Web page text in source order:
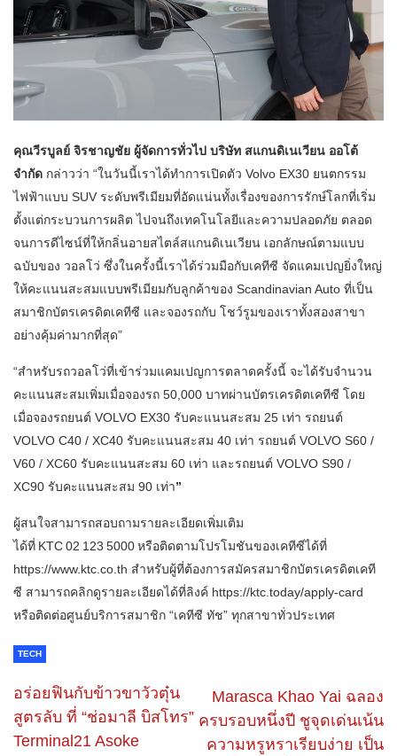
คุณวีรบูลย์ จิรชาญชัย ผู้จัดการทั่วไป บริษัท สแกนดิเนเวียน ออโต้
จำกัด กล่าวว่า “ในวันนี้เราได้ทำการเปิดตัว Volvo EX30 ยนตกรรม
ไฟฟ้าแบบ SUV ระดับพรีเมียมที่อัดแน่นทั้งเรื่องของการรักษ์โลกที่เริ่ม
ตั้งแต่กระบวนการผลิต ไปจนถึงเทคโนโลยีและความปลอดภัย ตลอด
จนการดีไซน์ที่ให้กลิ่นอายสไตล์สแกนดิเนเวียน เอกลักษณ์ตามแบบ
ฉบับของ วอลโว่ ซึ่งในครั้งนี้เราได้ร่วมมือกับเคทีซี จัดแคมเปญยิ่งใหญ่
ให้คะแนนสะสมแบบพรีเมียมกับลูกค้าของ Scandinavian Auto ที่เป็น
สมาชิกบัตรเครดิตเคทีซี​ และจองรถกับ​ โชว์รูมของเราทั้งสองสาขา
อย่างคุ้มค่ามากที่สุด”
“สำหรับรถวอลโว่ที่เข้าร่วมแคมเปญการตลาดครั้งนี้​ จะได้รับจำนวน
คะแนนสะสมเพิ่มเมื่อจองรถ 50,000 บาทผ่านบัตรเครดิตเคทีซี โดย
เมื่อจองรถยนต์ VOLVO EX30 รับคะแนนสะสม 25 เท่า​ ​รถยนต์
VOLVO C40 / XC40 รับคะแนนสะสม 40 เท่า​ รถยนต์ VOLVO S60 /
V60 / XC60 รับคะแนนสะสม 60 เท่า และรถยนต์ VOLVO S90 /
XC90 รับคะแนนสะสม 90 เท่า”
ผู้สนใจสามารถสอบถามรายละเอียดเพิ่มเติม
ได้ที่ KTC 02 123 5000 หรือติดตามโปรโมชันของเคทีซีได้ที่
https://www.ktc.co.th สำหรับผู้ที่ต้องการสมัครสมาชิกบัตรเครดิตเคที
ซี สามารถคลิกดูรายละเอียดได้ที่ลิงค์ https://ktc.today/apply-card
หรือติดต่อศูนย์บริการสมาชิก “เคทีซี ทัช” ทุกสาขาทั่วประเทศ
TECH
อร่อยฟินกับข้าวขาวัวตุ๋น
สูตรลับ ที่ “ช่อมาลี บิสโทร”
Terminal21 Asoke
Marasca Khao Yai ฉลอง
ครบรอบหนึ่งปี ชูจุดเด่นเน้น
ความหรูหราเรียบง่าย เป็น